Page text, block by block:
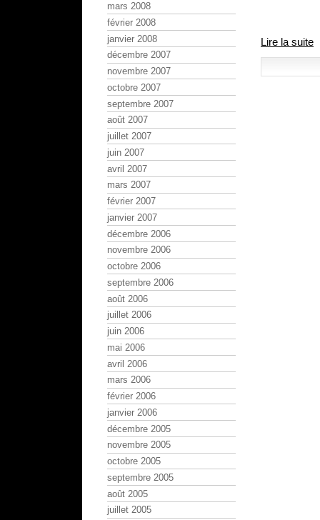
Lire la suite
mars 2008
février 2008
janvier 2008
décembre 2007
novembre 2007
octobre 2007
septembre 2007
août 2007
juillet 2007
juin 2007
avril 2007
mars 2007
février 2007
janvier 2007
décembre 2006
novembre 2006
octobre 2006
septembre 2006
août 2006
juillet 2006
juin 2006
mai 2006
avril 2006
mars 2006
février 2006
janvier 2006
décembre 2005
novembre 2005
octobre 2005
septembre 2005
août 2005
juillet 2005